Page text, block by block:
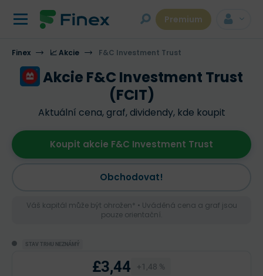
Premium
Finex 📈 Akcie F&C Investment Trust
Akcie F&C Investment Trust
(FCIT)
Aktuální cena, graf, dividendy, kde koupit
Obchodovat!
Koupit akcie F&C Investment Trust
Váš kapitál může být ohrožen* • Uváděná cena a graf jsou
pouze orientační.
STAV TRHU NEZNÁMÝ
£3,44 +1,48 %